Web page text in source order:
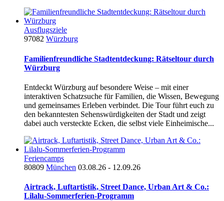
Ausflugsziele
97082 Würzburg
Familienfreundliche Stadtentdeckung: Rätseltour durch
Würzburg
Entdeckt Würzburg auf besondere Weise – mit einer
interaktiven Schatzsuche für Familien, die Wissen, Bewegung
und gemeinsames Erleben verbindet. Die Tour führt euch zu
den bekanntesten Sehenswürdigkeiten der Stadt und zeigt
dabei auch versteckte Ecken, die selbst viele Einheimische...
Feriencamps
80809 München 03.08.26 - 12.09.26
Airtrack, Luftartistik, Street Dance, Urban Art & Co.:
Lilalu-Sommerferien-Programm